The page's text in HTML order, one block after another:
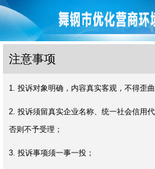
注意事项
1. 投诉对象明确，内容真实客观，不得歪
2. 投诉须留真实企业名称、统一社会信用
否则不予受理；
3. 投诉事项须一事一投；